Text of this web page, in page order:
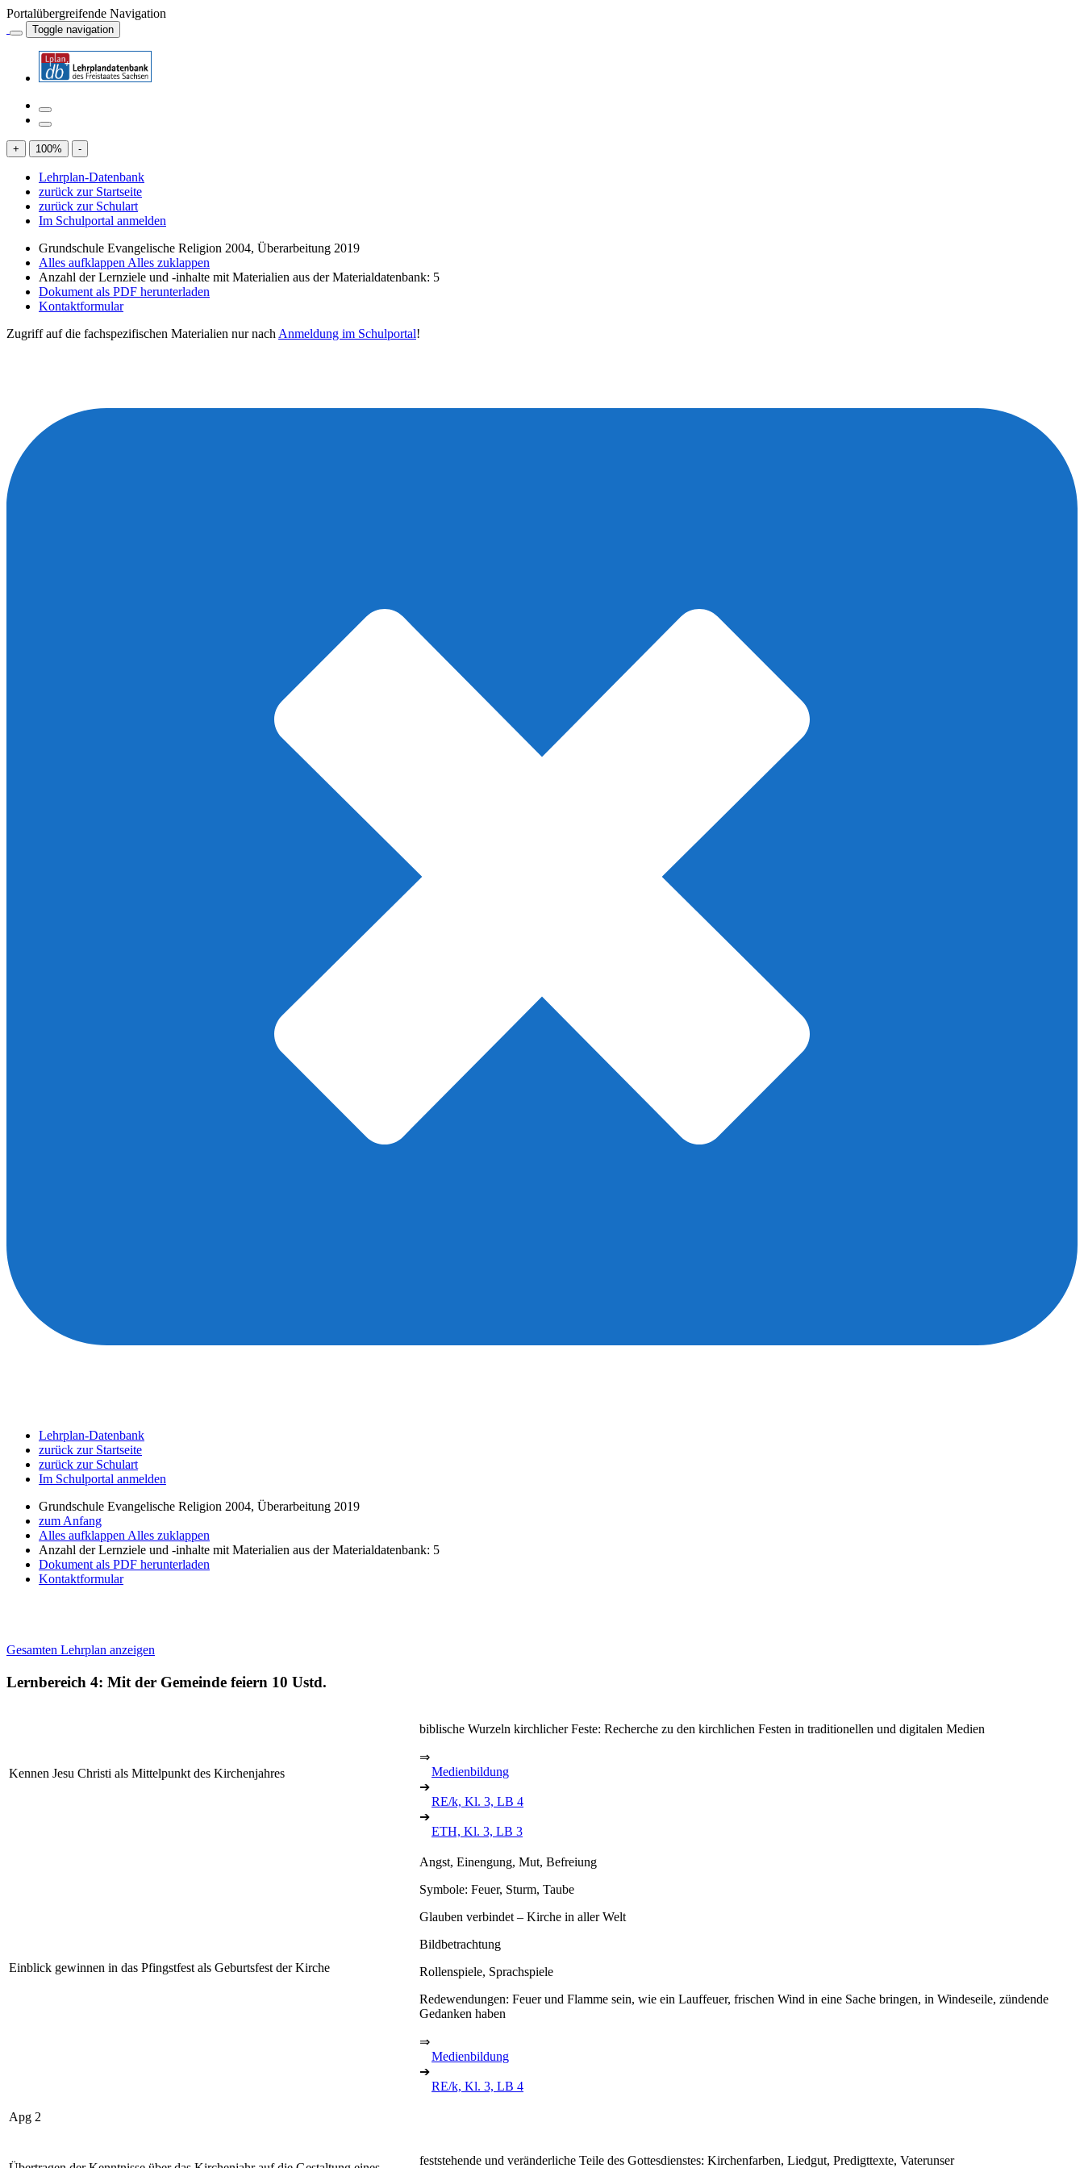
Portalübergreifende Navigation
Toggle navigation
+ 100% -
Lehrplan-Datenbank
zurück zur Startseite
zurück zur Schulart
Im Schulportal anmelden
Grundschule Evangelische Religion 2004, Überarbeitung 2019
Alles aufklappen Alles zuklappen
Anzahl der Lernziele und -inhalte mit Materialien aus der Materialdatenbank: 5
Dokument als PDF herunterladen
Kontaktformular
Zugriff auf die fachspezifischen Materialien nur nach Anmeldung im Schulportal!
Lehrplan-Datenbank
zurück zur Startseite
zurück zur Schulart
Im Schulportal anmelden
Grundschule Evangelische Religion 2004, Überarbeitung 2019
zum Anfang
Alles aufklappen Alles zuklappen
Anzahl der Lernziele und -inhalte mit Materialien aus der Materialdatenbank: 5
Dokument als PDF herunterladen
Kontaktformular
Gesamten Lehrplan anzeigen
Lernbereich 4: Mit der Gemeinde feiern 10 Ustd.
Kennen Jesu Christi als Mittelpunkt des Kirchenjahres
biblische Wurzeln kirchlicher Feste: Recherche zu den kirchlichen Festen in traditionellen und digitalen Medien
⇒
Medienbildung
➔
RE/k, Kl. 3, LB 4
➔
ETH, Kl. 3, LB 3
Einblick gewinnen in das Pfingstfest als Geburtsfest der Kirche
Angst, Einengung, Mut, Befreiung
Symbole: Feuer, Sturm, Taube
Glauben verbindet – Kirche in aller Welt
Bildbetrachtung
Rollenspiele, Sprachspiele
Redewendungen: Feuer und Flamme sein, wie ein Lauffeuer, frischen Wind in eine Sache bringen, in Windeseile, zündende
Gedanken haben
⇒
Medienbildung
➔
RE/k, Kl. 3, LB 4
Apg 2
feststehende und veränderliche Teile des Gottesdienstes: Kirchenfarben, Liedgut, Predigttexte, Vaterunser